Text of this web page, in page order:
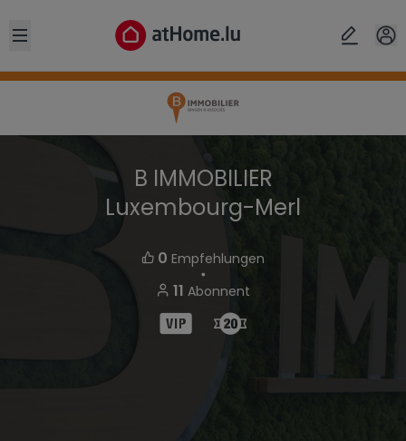
Open sidebar
B IMMOBILIER
Luxembourg-Merl
0 Empfehlungen
・
11 Abonnent